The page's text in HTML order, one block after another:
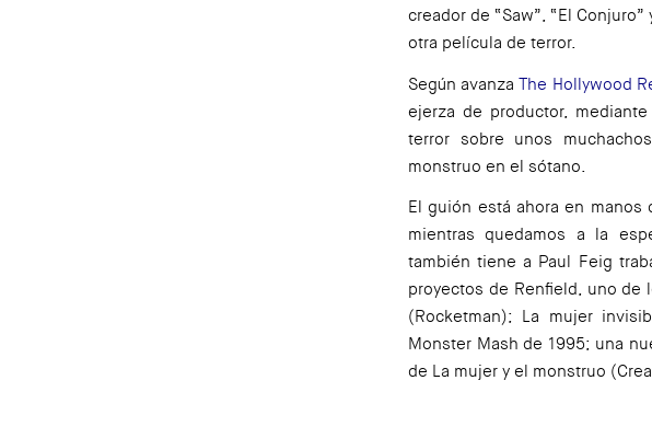
creador de “Saw”, “El
otra película de terror.
Según avanzaThe Hollywood
ejerza de productor,
terror sobre unos
monstruo en el sótano.
El guión está ahora en manos
mientras quedamos a la
también tiene a Paul Feig
proyectos de Renfield, uno de
(Rocketman); La mujer
Monster Mash de 1995; una
de La mujer y el monstruo